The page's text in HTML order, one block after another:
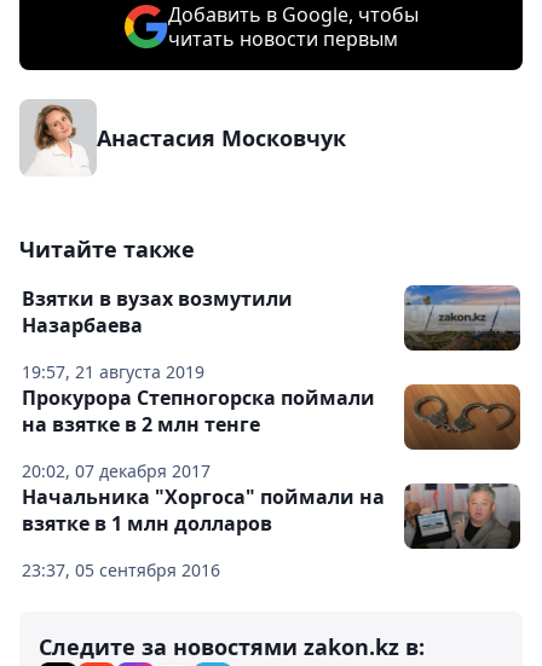
Добавить в Google, чтобы
читать новости первым
Анастасия Московчук
Читайте также
19:57, 21 августа 2019
Взятки в вузах возмутили
Назарбаева
20:02, 07 декабря 2017
Прокурора Степногорска поймали
на взятке в 2 млн тенге
23:37, 05 сентября 2016
Начальника "Хоргоса" поймали на
взятке в 1 млн долларов
Следите за новостями zakon.kz в: